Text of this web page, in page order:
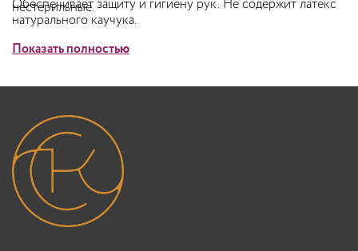
нестерильные.
Обеспечивает защиту и гигиену рук. Не содержит латекс
натурального каучука.
Показать полностью